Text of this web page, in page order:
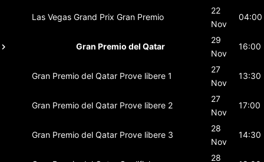
Las Vegas Grand Prix Gran Premio
22
Nov
04:00
Gran Premio del Qatar
29
Nov
16:00
Gran Premio del Qatar Prove libere 1
27
Nov
13:30
Gran Premio del Qatar Prove libere 2
27
Nov
17:00
Gran Premio del Qatar Prove libere 3
28
Nov
14:30
28